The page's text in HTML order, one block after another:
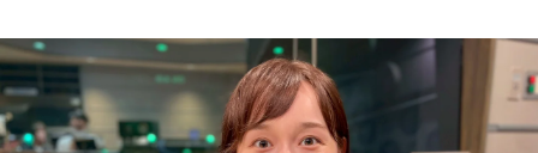
お知らせ
イベント・グッズ
YouTube
会社情報